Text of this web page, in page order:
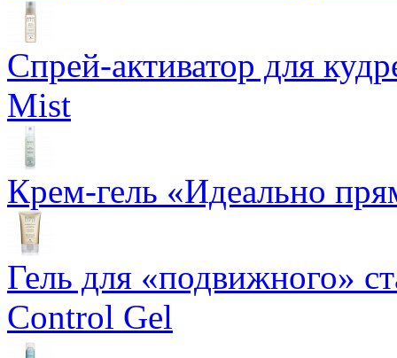
Спрей-активатор для
Mist
Крем-гель «Идеально
Гель для «подвижного»
Control Gel